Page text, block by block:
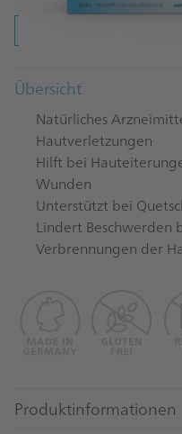
Übersicht
Natürliches
Hautverletzungen
Hilft bei
Wunden
Unterstützt bei
Lindert Beschwerden
Verbrennungen der
Produktinformationen